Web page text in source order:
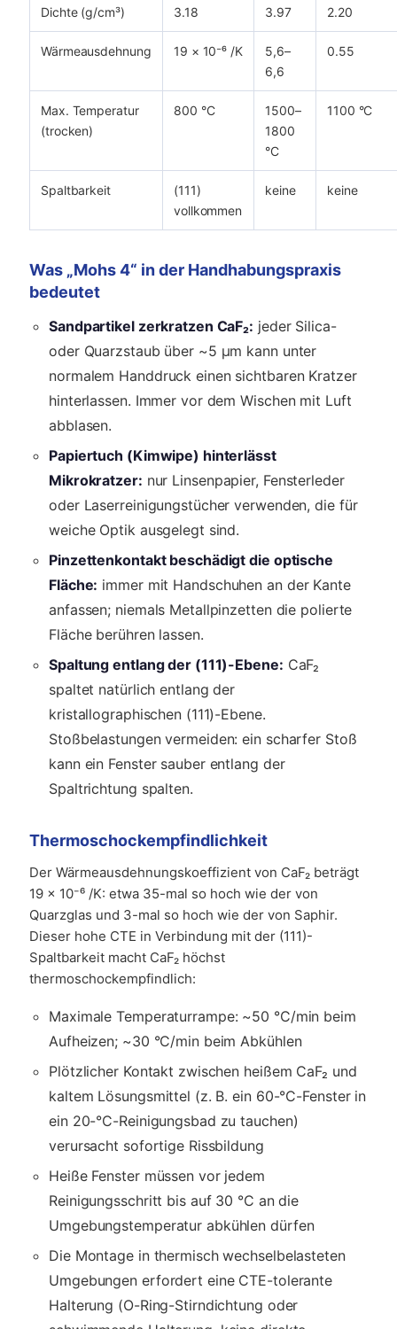
Dichte (g/cm³) 3.18 3.97 2.20
Wärmeausdehnung 19 × 10⁻⁶ /K
5,6–
6,6
0.55
Max. Temperatur
(trocken)
800 °C
1500–
1800
°C
1100 °C
Spaltbarkeit
(111)
vollkommen
keine keine
Was „Mohs 4“ in der Handhabungspraxis
bedeutet
Sandpartikel zerkratzen CaF₂: jeder Silica-
oder Quarzstaub über ~5 µm kann unter
normalem Handdruck einen sichtbaren Kratzer
hinterlassen. Immer vor dem Wischen mit Luft
abblasen.
Papiertuch (Kimwipe) hinterlässt
Mikrokratzer: nur Linsenpapier, Fensterleder
oder Laserreinigungstücher verwenden, die für
weiche Optik ausgelegt sind.
Pinzettenkontakt beschädigt die optische
Fläche: immer mit Handschuhen an der Kante
anfassen; niemals Metallpinzetten die polierte
Fläche berühren lassen.
Spaltung entlang der (111)-Ebene: CaF₂
spaltet natürlich entlang der
kristallographischen (111)-Ebene.
Stoßbelastungen vermeiden: ein scharfer Stoß
kann ein Fenster sauber entlang der
Spaltrichtung spalten.
Thermoschockempfindlichkeit
Der Wärmeausdehnungskoeffizient von CaF₂ beträgt
19 × 10⁻⁶ /K: etwa 35-mal so hoch wie der von
Quarzglas und 3-mal so hoch wie der von Saphir.
Dieser hohe CTE in Verbindung mit der (111)-
Spaltbarkeit macht CaF₂ höchst
thermoschockempfindlich:
Maximale Temperaturrampe: ~50 °C/min beim
Aufheizen; ~30 °C/min beim Abkühlen
Plötzlicher Kontakt zwischen heißem CaF₂ und
kaltem Lösungsmittel (z. B. ein 60-°C-Fenster in
ein 20-°C-Reinigungsbad zu tauchen)
verursacht sofortige Rissbildung
Heiße Fenster müssen vor jedem
Reinigungsschritt bis auf 30 °C an die
Umgebungstemperatur abkühlen dürfen
Die Montage in thermisch wechselbelasteten
Umgebungen erfordert eine CTE-tolerante
Halterung (O-Ring-Stirndichtung oder